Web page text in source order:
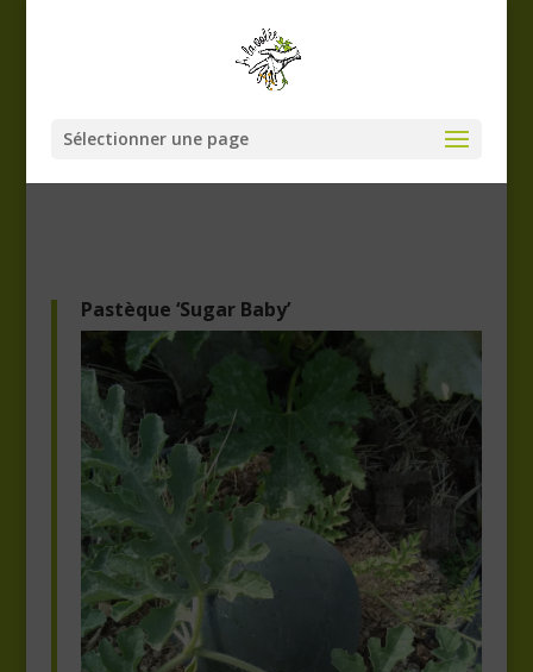
Sélectionner une page
Pastèque ‘Sugar Baby’